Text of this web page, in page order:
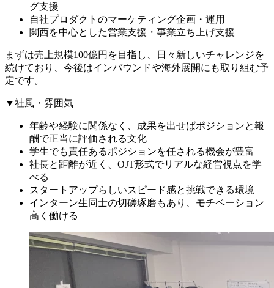
グ支援
自社プロダクトのマーケティング企画・運用
関西を中心とした営業支援・事業立ち上げ支援
まずは売上規模100億円を目指し、日々新しいチャレンジを
続けており、今後はインバウンドや海外展開にも取り組む予
定です。
▼社風・雰囲気
年齢や経験に関係なく、成果を出せばポジションと報
酬で正当に評価される文化
学生でも責任あるポジションを任される機会が豊富
社長と距離が近く、OJT形式でリアルな経営視点を学
べる
スタートアップらしいスピード感と挑戦できる環境
インターン生同士の切磋琢磨もあり、モチベーション
高く働ける